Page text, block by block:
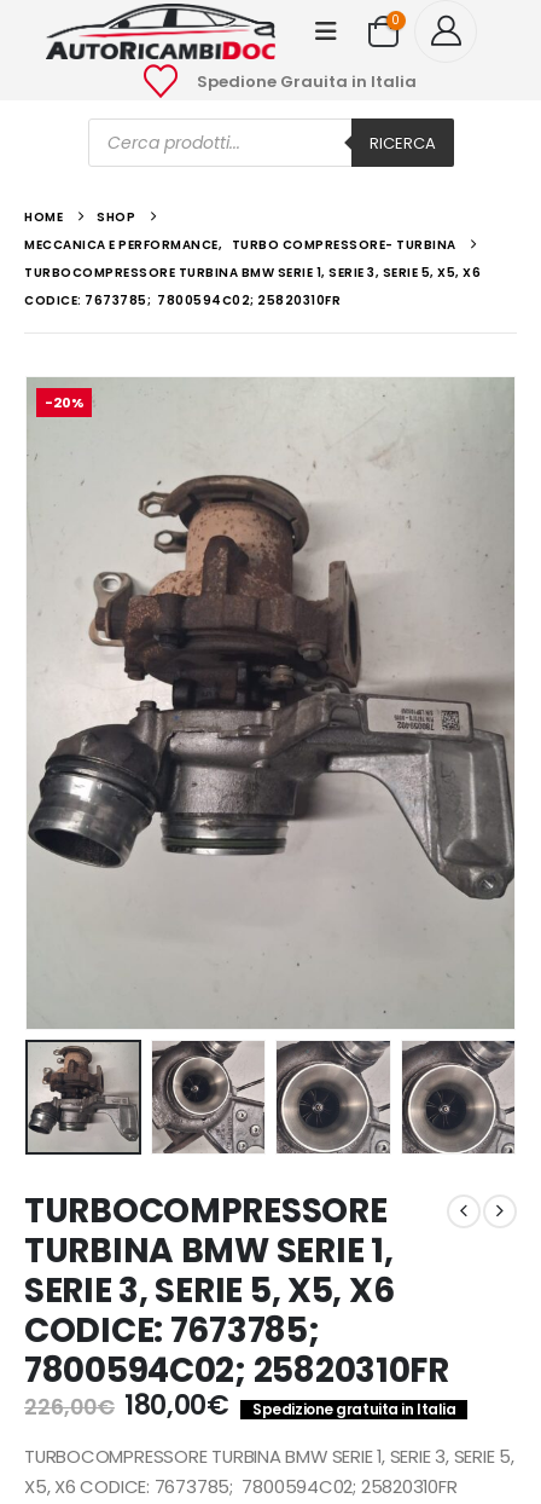
0
Spedione Grauita in Italia
Ricerca
prodotti RICERCA
HOME
SHOP
MECCANICA E PERFORMANCE,
TURBO COMPRESSORE- TURBINA
TURBOCOMPRESSORE TURBINA BMW SERIE 1, SERIE 3, SERIE 5, X5, X6
CODICE: 7673785; 7800594C02; 25820310FR
-20%
TURBOCOMPRESSORE
TURBINA BMW SERIE 1,
SERIE 3, SERIE 5, X5, X6
CODICE: 7673785;
7800594C02; 25820310FR
226,00€ Il
prezzo
originale
era:
180,00€Il
prezzo
attuale
è:
Spedizione gratuita in Italia
TURBOCOMPRESSORE TURBINA BMW SERIE 1, SERIE 3, SERIE 5,
X5, X6 CODICE: 7673785; 7800594C02; 25820310FR